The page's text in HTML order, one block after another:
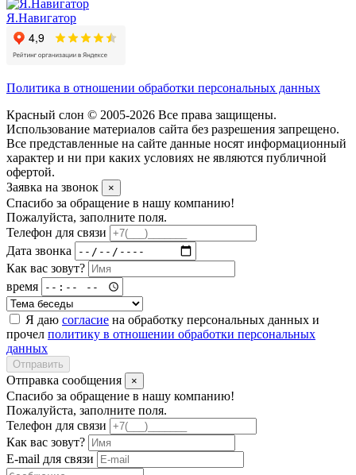
Я.Навигатор
Политика в отношении обработки персональных данных
Красный слон © 2005-2026 Все права защищены.
Использование материалов сайта без разрешения запрещено.
Все представленные на сайте данные носят информационный
характер и ни при каких условиях не являются публичной
офертой.
Заявка на звонок
×
Спасибо за обращение в нашу компанию!
Пожалуйста, заполните поля.
Телефон для связи
Дата звонка
Как вас зовут?
время
Я даю согласие на обработку персональных данных и
прочел политику в отношении обработки персональных
данных
Отправить
Отправка сообщения ×
Спасибо за обращение в нашу компанию!
Пожалуйста, заполните поля.
Телефон для связи
Как вас зовут?
E-mail для связи